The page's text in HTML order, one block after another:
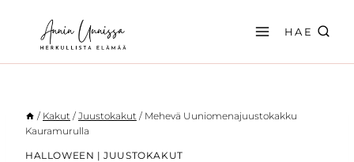
sisältöön
HAE
/ Kakut / Juustokakut / Mehevä Uuniomenajuustokakku
Kauramurulla
HALLOWEEN |JUUSTOKAKUT